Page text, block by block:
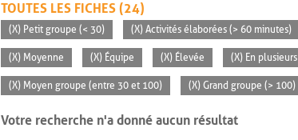
TOUTES LES FICHES (24)
(X) Petit groupe (< 30) (X) Activités élaborées (> 60 minutes)
(X) Moyenne (X) Équipe (X) Élevée (X) En
(X) Moyen groupe (entre 30 et 100) (X) Grand groupe (> 100)
Votre recherche n'a donné aucun résultat